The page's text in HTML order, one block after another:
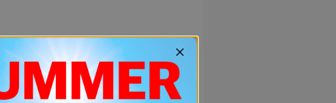
예상치 못한 에러입니다.